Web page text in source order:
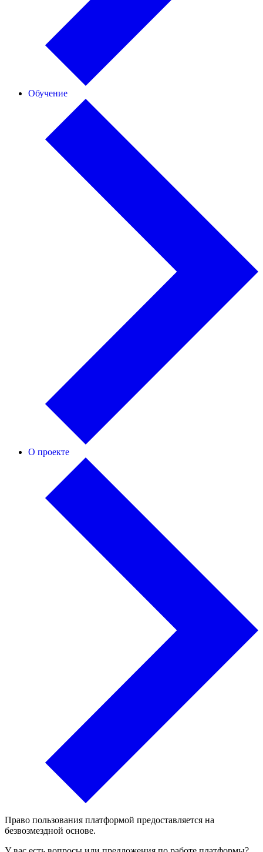
Обучение
О проекте
Право пользования платформой предоставляется на
безвозмездной основе.